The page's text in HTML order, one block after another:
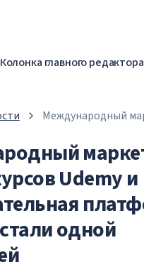
Колонка главного редактора
Международный
образовательная
Coursera стали
Udemy и
одной